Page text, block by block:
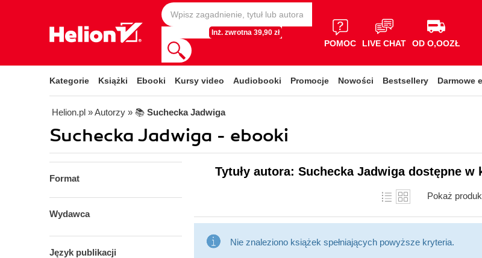
Inż. zwrotna 39,90 zł
POMOC LIVE CHAT OD O,OOZŁ
Kategorie Książki Ebooki Kursy video Audiobooki Promocje Nowości Bestsellery Darmowe
Helion.pl » Autorzy » 📚 Suchecka Jadwiga
Suchecka Jadwiga - ebooki
Format
Wydawca
Język publikacji
Tytuły autora: Suchecka Jadwiga dostępne w
Pokaż
Nie znaleziono książek spełniających powyższe kryteria.